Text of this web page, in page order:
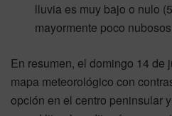
lluvia es muy bajo o nulo
mayormente poco
En resumen, el domingo 14 de
mapa meteorológico con
opción en el centro peninsular